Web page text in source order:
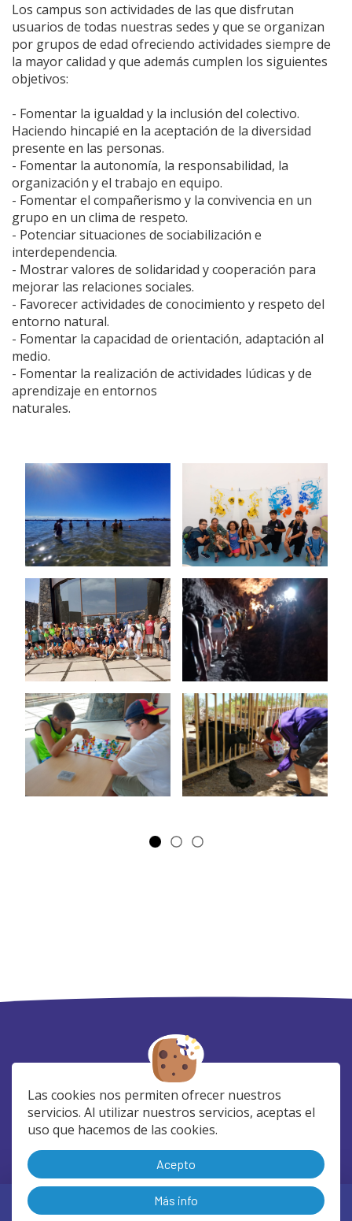
Las cookies nos permiten ofrecer nuestros
servicios. Al utilizar nuestros servicios, aceptas el
uso que hacemos de las cookies.
Acepto
Más info
Los campus son actividades de las que disfrutan
usuarios de todas nuestras sedes y que se organizan
por grupos de edad ofreciendo actividades siempre de
la mayor calidad y que además cumplen los siguientes
objetivos:
- Fomentar la igualdad y la inclusión del colectivo.
Haciendo hincapié en la aceptación de la diversidad
presente en las personas.
- Fomentar la autonomía, la responsabilidad, la
organización y el trabajo en equipo.
- Fomentar el compañerismo y la convivencia en un
grupo en un clima de respeto.
- Potenciar situaciones de sociabilización e
interdependencia.
- Mostrar valores de solidaridad y cooperación para
mejorar las relaciones sociales.
- Favorecer actividades de conocimiento y respeto del
entorno natural.
- Fomentar la capacidad de orientación, adaptación al
medio.
- Fomentar la realización de actividades lúdicas y de
aprendizaje en entornos
naturales.
SÍGUENOS EN:
Aviso Legal y Condiciones de Uso|